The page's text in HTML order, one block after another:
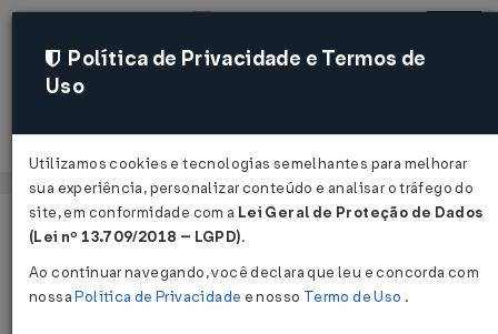
Acessar
Página Inicial
Notícias
terça (7)...
Política de Privacidade e Termos de
Uso
Utilizamos cookies e tecnologias semelhantes para melhorar
sua experiência, personalizar conteúdo e analisar o tráfego do
site, em conformidade com a Lei Geral de Proteção de Dados
(Lei nº 13.709/2018 – LGPD).
Ao continuar navegando, você declara que leu e concorda com
nossaPolítica de Privacidade e nosso Termo de Uso .